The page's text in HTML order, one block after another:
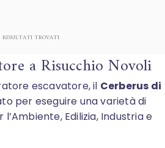
RISULTATI TROVATI
a Risucchio Novoli
escavatore, il Cerberus di
per eseguire una varietà di
Edilizia, Industria e